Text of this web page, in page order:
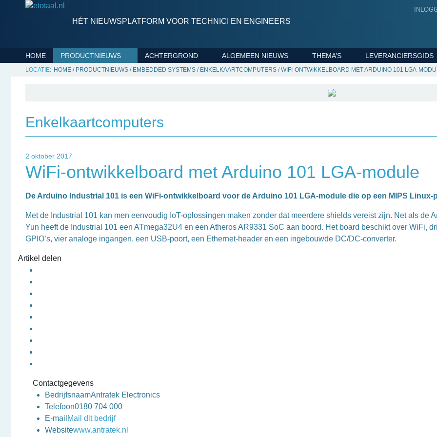
HÉT NIEUWSPLATFORM VOOR TECHNICI EN ENGINEERS
HOME PRODUCTNIEUWS ACHTERGROND ALGEMEEN NIEUWS THEMA’S LEVERANCIERSGIDS
HOME / PRODUCTNIEUWS / EMBEDDED SYSTEMS / ENKELKAARTCOMPUTERS /WIFI-ONTWIKKELBOARD MET ARDUINO 101 LGA-
Enkelkaartcomputers
2 oktober 2017
WiFi-ontwikkelboard met Arduino 101 LGA-module
De Arduino Industrial 101 is een WiFi-ontwikkelboard voor de Arduino 101 LGA-module die op een MIPS
Met de Industrial 101 kan men eenvoudig IoT-oplossingen maken zonder dat meerdere shields vereist zijn. Net als de
Yun heeft de Industrial 101 een ATmega32U4 en een Atheros AR9331 SoC aan boord. Het board beschikt over WiFi,
GPIO’s, vier analoge ingangen, een USB-poort, een Ethernet-header en een ingebouwde DC/DC-converter.
Artikel delen
Contactgegevens
BedrijfsnaamAntratek Electronics
Telefoon0180 704 000
E-mail Mail dit bedrijf
Websitewww.antratek.nl